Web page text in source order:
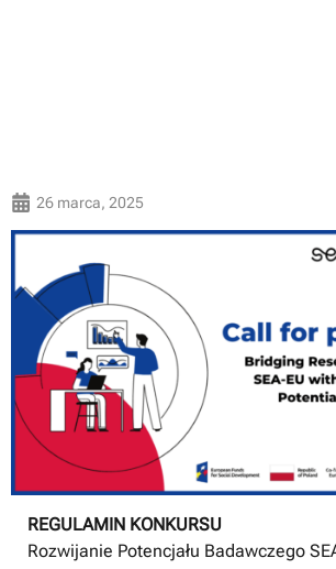
26 marca, 2025
REGULAMIN KONKURSU
Rozwijanie Potencjału Badawczego